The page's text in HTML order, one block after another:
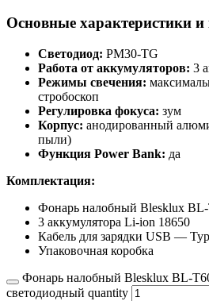
Основные характеристики
Светодиод: PM30-TG
Работа от аккумуляторов: 3
Режимы свечения:
стробоскоп
Регулировка фокуса: зум
Корпус: анодированный
пыли)
Функция Power Bank: да
Комплектация:
Фонарь налобный Blesklux
3 аккумулятора Li-ion 18650
Кабель для зарядки USB —
Упаковочная коробка
Фонарь налобный Blesklux BL-
светодиодный quantity